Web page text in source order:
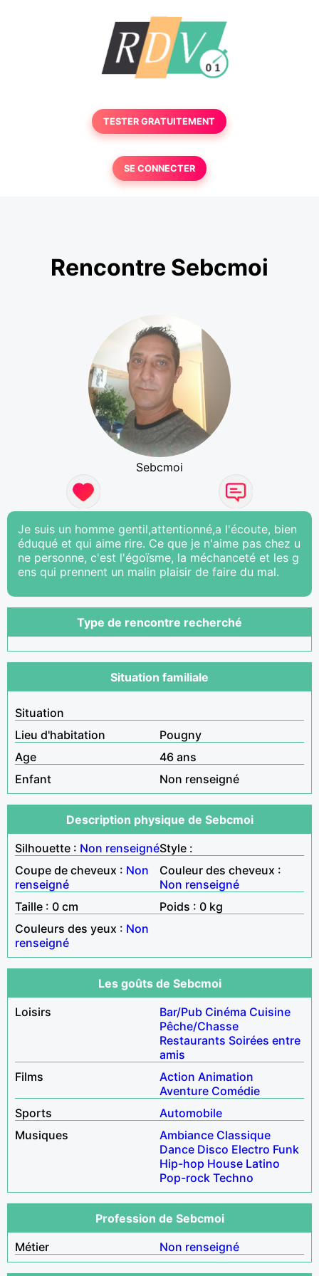
TESTER GRATUITEMENT
SE CONNECTER
Rencontre Sebcmoi
Sebcmoi
Je suis un homme gentil,attentionné,a l'écoute, bien
éduqué et qui aime rire. Ce que je n'aime pas chez u
ne personne, c'est l'égoïsme, la méchanceté et les g
ens qui prennent un malin plaisir de faire du mal.
Type de rencontre recherché
Situation familiale
Situation
Lieu d'habitation
Pougny
Age
46 ans
Enfant
Non renseigné
Description physique de Sebcmoi
Silhouette : Non renseignéStyle :
Coupe de cheveux : Non
renseigné
Couleur des cheveux :
Non renseigné
Taille : 0 cm
Poids : 0 kg
Couleurs des yeux : Non
renseigné
Les goûts de Sebcmoi
Loisirs
Bar/Pub Cinéma Cuisine
Pêche/Chasse
Restaurants Soirées entre
amis
Films
Action Animation
Aventure Comédie
Sports
Automobile
Musiques
Ambiance Classique
Dance Disco Electro Funk
Hip-hop House Latino
Pop-rock Techno
Profession de Sebcmoi
Métier
Non renseigné